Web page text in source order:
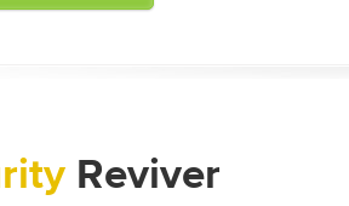
Reviver